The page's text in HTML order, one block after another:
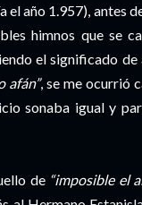
el año 1.957), antes
himnos que se
el significado de
afán”, se me ocurrió
sonaba igual y
de “imposible el